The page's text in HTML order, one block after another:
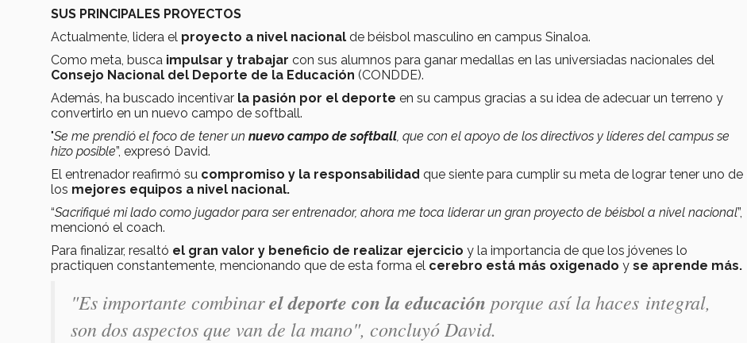
SUS PRINCIPALES PROYECTOS
Actualmente, lidera el proyecto a nivel nacional de béisbol masculino en campus Sinaloa.
Como meta, busca impulsar y trabajar con sus alumnos para ganar medallas en las universiadas nacionales del
Consejo Nacional del Deporte de la Educación (CONDDE).
Además, ha buscado incentivar la pasión por el deporte en su campus gracias a su idea de adecuar un terreno y
convertirlo en un nuevo campo de softball.
"Se me prendió el foco de tener un nuevo campo de softball, que con el apoyo de los directivos y líderes del campus se
hizo posible”, expresó David.
El entrenador reafirmó su compromiso y la responsabilidad que siente para cumplir su meta de lograr tener uno de
los mejores equipos a nivel nacional.
“Sacrifiqué mi lado como jugador para ser entrenador, ahora me toca liderar un gran proyecto de béisbol a nivel nacional”,
mencionó el coach.
Para finalizar, resaltó el gran valor y beneficio de realizar ejercicio y la importancia de que los jóvenes lo
practiquen constantemente, mencionando que de esta forma el cerebro está más oxigenado y se aprende más.
"Es importante combinarel deporte con la educación porque así la haces integral,
son dos aspectos que van de la mano", concluyó David.